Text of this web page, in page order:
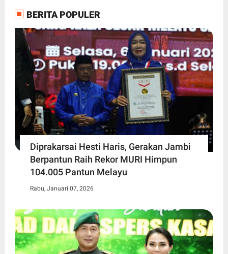
BERITA POPULER
Diprakarsai Hesti Haris, Gerakan Jambi
Berpantun Raih Rekor MURI Himpun
104.005 Pantun Melayu
Rabu, Januari 07, 2026